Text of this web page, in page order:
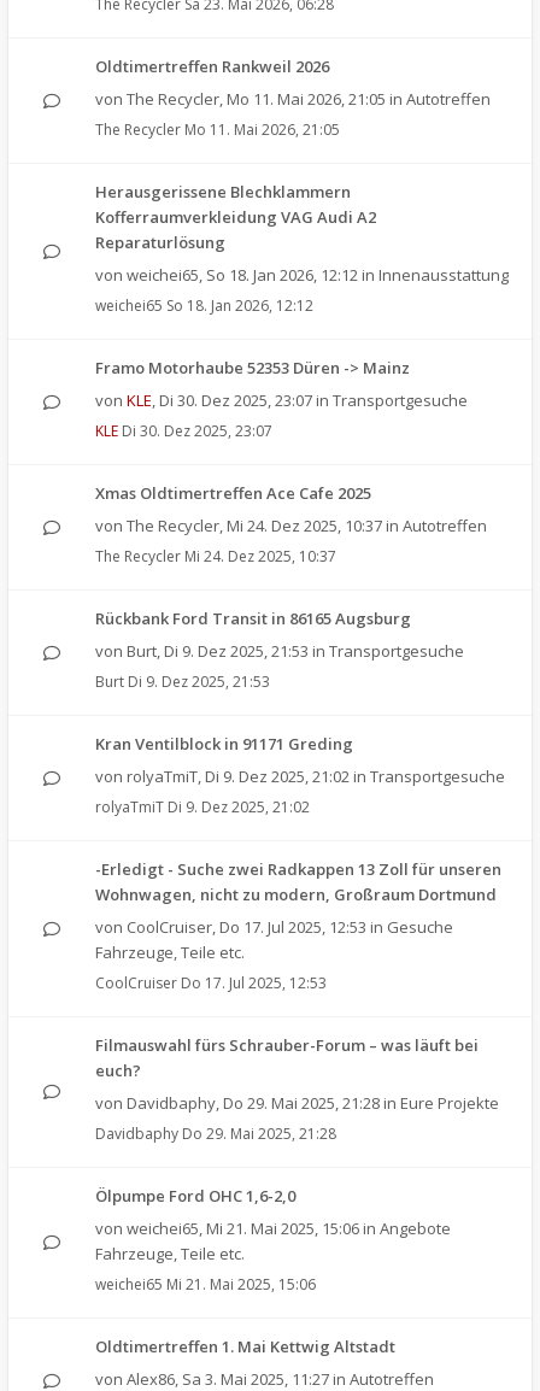
The Recycler Sa 23. Mai 2026, 06:28
Oldtimertreffen Rankweil 2026
von The Recycler, Mo 11. Mai 2026, 21:05 in Autotreffen
The Recycler Mo 11. Mai 2026, 21:05
Herausgerissene Blechklammern
Kofferraumverkleidung VAG Audi A2
Reparaturlösung
von weichei65, So 18. Jan 2026, 12:12 in Innenausstattung
weichei65 So 18. Jan 2026, 12:12
Framo Motorhaube 52353 Düren -> Mainz
von KLE, Di 30. Dez 2025, 23:07 in Transportgesuche
KLE Di 30. Dez 2025, 23:07
Xmas Oldtimertreffen Ace Cafe 2025
von The Recycler, Mi 24. Dez 2025, 10:37 in Autotreffen
The Recycler Mi 24. Dez 2025, 10:37
Rückbank Ford Transit in 86165 Augsburg
von Burt, Di 9. Dez 2025, 21:53 in Transportgesuche
Burt Di 9. Dez 2025, 21:53
Kran Ventilblock in 91171 Greding
von rolyaTmiT, Di 9. Dez 2025, 21:02 in Transportgesuche
rolyaTmiT Di 9. Dez 2025, 21:02
-Erledigt - Suche zwei Radkappen 13 Zoll für unseren
Wohnwagen, nicht zu modern, Großraum Dortmund
von CoolCruiser, Do 17. Jul 2025, 12:53 in Gesuche
Fahrzeuge, Teile etc.
CoolCruiser Do 17. Jul 2025, 12:53
Filmauswahl fürs Schrauber-Forum – was läuft bei
euch?
von Davidbaphy, Do 29. Mai 2025, 21:28 in Eure Projekte
Davidbaphy Do 29. Mai 2025, 21:28
Ölpumpe Ford OHC 1,6-2,0
von weichei65, Mi 21. Mai 2025, 15:06 in Angebote
Fahrzeuge, Teile etc.
weichei65 Mi 21. Mai 2025, 15:06
Oldtimertreffen 1. Mai Kettwig Altstadt
von Alex86, Sa 3. Mai 2025, 11:27 in Autotreffen